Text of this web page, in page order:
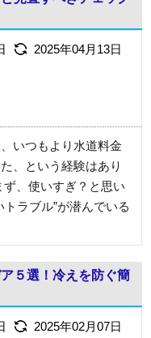
2025年04月13日
いつもより水道料金
、という経験はあり
、使いすぎ？と思い
ラブル”が潜んでいる
５選！冷えを防ぐ簡
2025年02月07日